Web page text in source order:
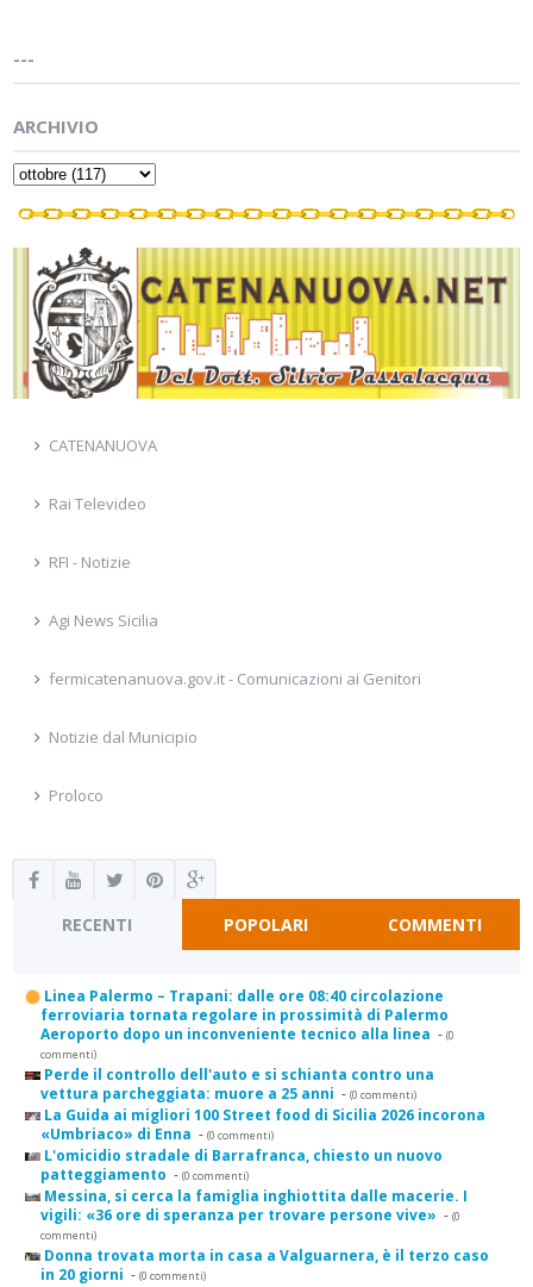
---
ARCHIVIO
CATENANUOVA
Rai Televideo
RFI - Notizie
Agi News Sicilia
fermicatenanuova.gov.it - Comunicazioni ai Genitori
Notizie dal Municipio
Proloco
RECENTI POPOLARI COMMENTI
Linea Palermo – Trapani: dalle ore 08:40 circolazione
ferroviaria tornata regolare in prossimità di Palermo
Aeroporto dopo un inconveniente tecnico alla linea - (0
commenti)
Perde il controllo dell'auto e si schianta contro una
vettura parcheggiata: muore a 25 anni - (0 commenti)
La Guida ai migliori 100 Street food di Sicilia 2026 incorona
«Umbriaco» di Enna - (0 commenti)
L'omicidio stradale di Barrafranca, chiesto un nuovo
patteggiamento - (0 commenti)
Messina, si cerca la famiglia inghiottita dalle macerie. I
vigili: «36 ore di speranza per trovare persone vive» - (0
commenti)
Donna trovata morta in casa a Valguarnera, è il terzo caso
in 20 giorni - (0 commenti)